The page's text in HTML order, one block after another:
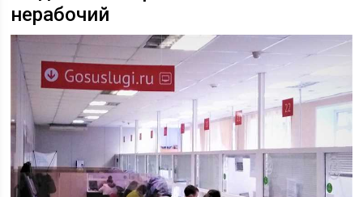
нерабочий